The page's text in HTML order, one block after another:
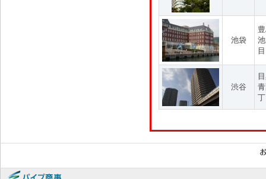
池袋
渋谷